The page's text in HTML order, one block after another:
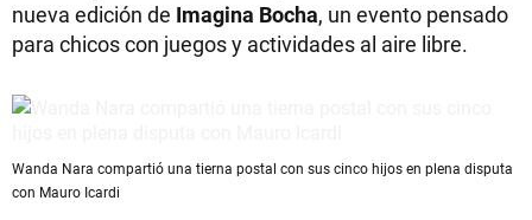
nueva edición de Imagina Bocha, un evento pensado
para chicos con juegos y actividades al aire libre.
Wanda Nara compartió una tierna postal con sus cinco hijos en plena disputa
con Mauro Icardi